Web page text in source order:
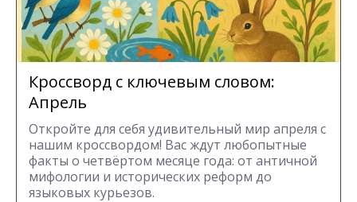
Кроссворд с ключевым словом:
Апрель
Откройте для себя удивительный мир апреля с
нашим кроссвордом! Вас ждут любопытные
факты о четвёртом месяце года: от античной
мифологии и исторических реформ до
языковых курьезов.